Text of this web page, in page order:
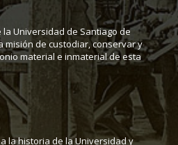
la Universidad de Santiago de
misión de custodiar, conservar y
material e inmaterial de esta
la historia de la Universidad y